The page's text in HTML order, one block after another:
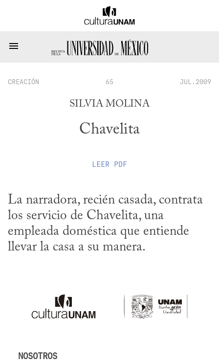
CREACIÓN 65 JUL.2009
SILVIA MOLINA
Chavelita
LEER PDF
La narradora, recién casada, contrata
los servicio de Chavelita, una
empleada doméstica que entiende
llevar la casa a su manera.
NOSOTROS